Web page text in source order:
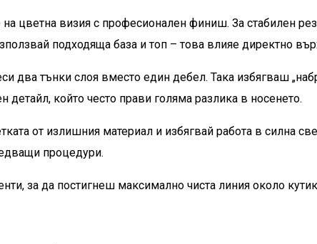
цветна визия с професионален финиш. За стабилен
подходяща база и топ – това влияе директно
два тънки слоя вместо един дебел. Така избягваш
детайл, който често прави голяма разлика в носенето.
от излишния материал и избягвай работа в силна
процедури.
за да постигнеш максимално чиста линия около